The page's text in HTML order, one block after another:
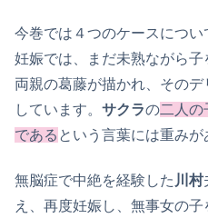
今巻では４つのケースにつ
妊娠では、まだ未熟ながら
両親の葛藤が描かれ、その
しています。 サクラの二人
である という言葉には重みが
無脳症で中絶を経験した 川村
え、再度妊娠し、無事女の